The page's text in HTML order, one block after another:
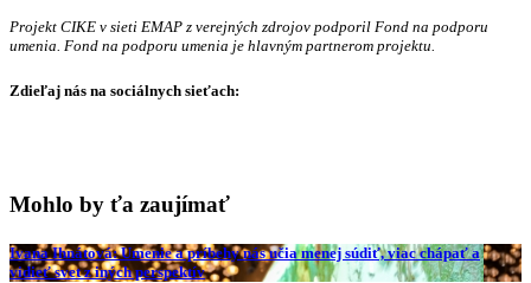
Projekt CIKE v sieti EMAP z verejných zdrojov podporil Fond na podporu
umenia. Fond na podporu umenia je hlavným partnerom projektu.
Zdieľaj nás na sociálnych sieťach:
Mohlo by ťa zaujímať
Ivana Ihnátová: Umenie a príbehy nás učia menej súdiť, viac chápať a
vidieť svet z iných perspektív